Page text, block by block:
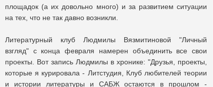
площадок (а их довольно много) и за развитием ситуации
на тех, что не так давно возникли.
Литературный клуб Людмилы Вязмитиновой "Личный
взгляд" с конца февраля намерен объединить все свои
проекты. Вот запись Людмилы в хронике: "Друзья, проекты,
которые я курировала - Литстудия, Клуб любителей теории
и истории литературы и САБЖ остаются в прошлом -